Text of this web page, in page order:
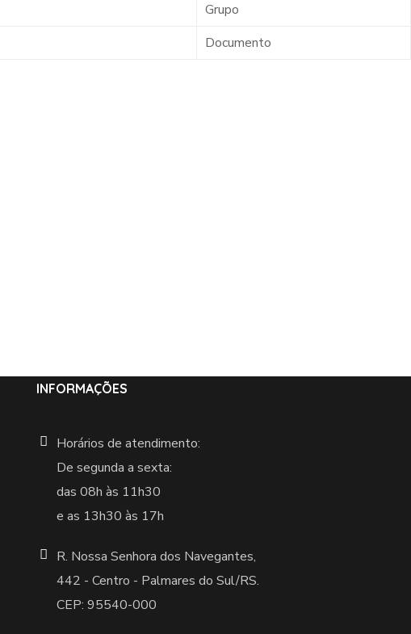
Grupo
Documento
INFORMAÇÕES
Horários de atendimento:
De segunda a sexta:
das 08h às 11h30
e as 13h30 às 17h
R. Nossa Senhora dos Navegantes,
442 -Centro - Palmares do Sul/RS.
CEP: 95540-000